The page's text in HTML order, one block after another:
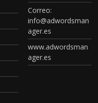
Correo:
info@adwordsman
ager.es
www.adwordsman
ager.es